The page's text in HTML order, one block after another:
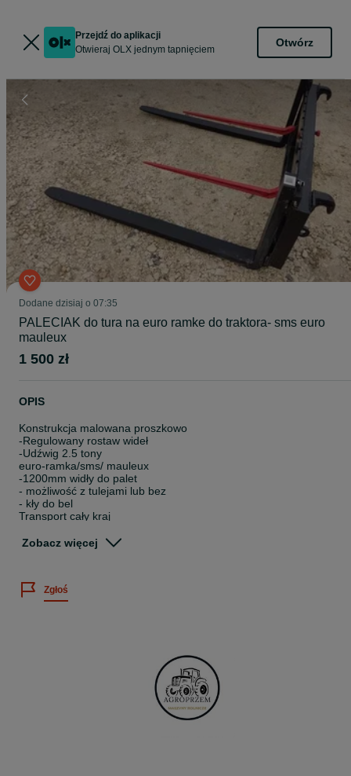
Przejdź do aplikacji
Otwieraj OLX jednym tapnięciem
Otwórz
Dodane dzisiaj o 07:35
PALECIAK do tura na euro ramke do traktora- sms euro
mauleux
1 500 zł
OPIS
Konstrukcja malowana proszkowo
-Regulowany rostaw wideł
-Udźwig 2.5 tony
euro-ramka/sms/ mauleux
-1200mm widły do palet
- możliwość z tulejami lub bez
- kły do bel
Transport cały kraj
962
Zobacz więcej
Zgłoś